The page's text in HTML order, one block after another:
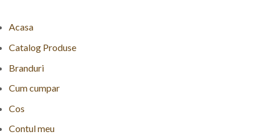
Acasa
Catalog Produse
Branduri
Cum cumpar
Cos
Contul meu